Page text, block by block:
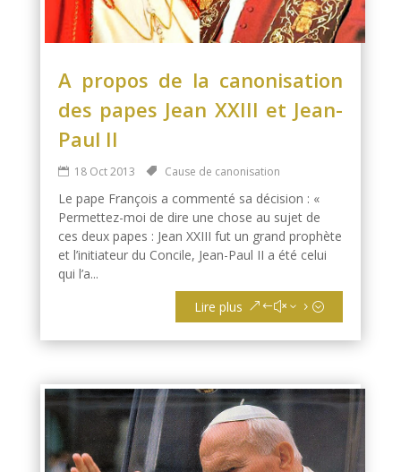
A propos de la canonisation
des papes Jean XXIII et Jean-
Paul II
18 Oct 2013 Cause de canonisation
Le pape François a commenté sa décision : «
Permettez-moi de dire une chose au sujet de
ces deux papes : Jean XXIII fut un grand prophète
et l’initiateur du Concile, Jean-Paul II a été celui
qui l’a...
Lire plus